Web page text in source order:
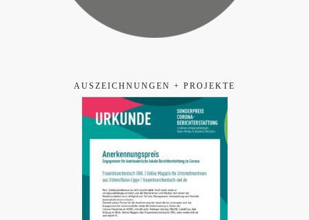
AUSZEICHNUNGEN + PROJEKTE